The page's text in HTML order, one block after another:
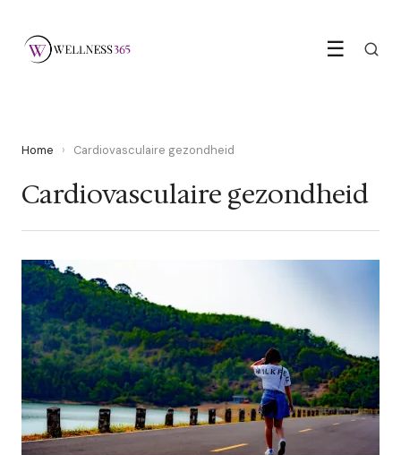
☰
Home › Cardiovasculaire gezondheid
Cardiovasculaire gezondheid